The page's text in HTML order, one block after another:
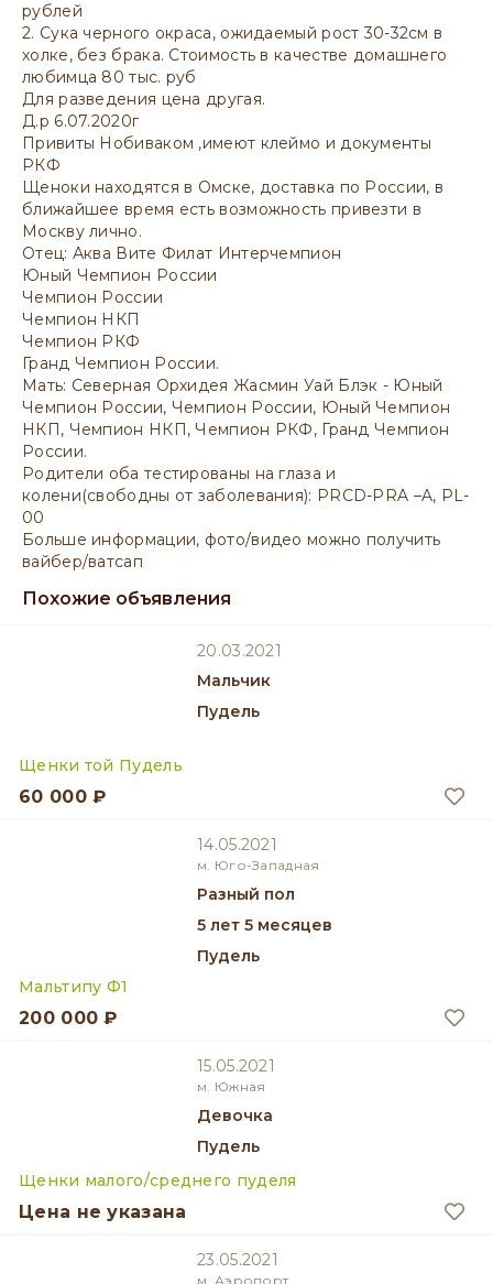
рублей
2. Сука черного окраса, ожидаемый рост 30-32см в
холке, без брака. Стоимость в качестве домашнего
любимца 80 тыс. руб
Для разведения цена другая.
Д.р 6.07.2020г
Привиты Нобиваком ,имеют клеймо и документы
РКФ
Щеноки находятся в Омске, доставка по России, в
ближайшее время есть возможность привезти в
Москву лично.
Отец: Аква Вите Филат Интерчемпион
Юный Чемпион России
Чемпион России
Чемпион НКП
Чемпион РКФ
Гранд Чемпион России.
Мать: Северная Орхидея Жасмин Уай Блэк - Юный
Чемпион России, Чемпион России, Юный Чемпион
НКП, Чемпион НКП, Чемпион РКФ, Гранд Чемпион
России.
Родители оба тестированы на глаза и
колени(свободны от заболевания): PRCD-PRA –A, PL-
00
Больше информации, фото/видео можно получить
вайбер/ватсап
Похожие объявления
20.03.2021
мальчик
Пудель
Щенки той Пудель
60 000 ₽
14.05.2021
м. Юго-Западная
разный пол
5 лет 5 месяцев
Пудель
Мальтипу Ф1
200 000 ₽
15.05.2021
м. Южная
девочка
Пудель
Щенки малого/среднего пуделя
Цена не указана
23.05.2021
м. Аэропорт